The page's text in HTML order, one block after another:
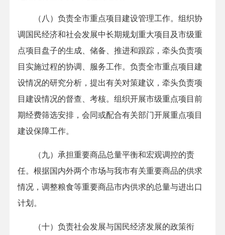
（八）负责全市重点项目建设管理工作。组织协
调国民经济和社会发展中长期规划重大项目及市级重
点项目盘子的生成、储备、推进和跟踪，牵头负责项
目实施过程的协调、服务工作。负责全市重点项目建
设情况的研究分析，提出有关对策建议，牵头负责项
目建设情况的督查、考核。组织开展市级重点项目前
期经费筛选安排，会同或配合有关部门开展重点项目
建设保障工作。
（九）承担重要商品总量平衡和宏观调控的责
任。根据国内外两个市场与我市有关重要商品的供求
情况，调整粮食等重要商品市内供求的总量与进出口
计划。
（十）负责社会发展与国民经济发展的政策衔